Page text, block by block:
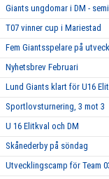
Giants ungdomar i DM -
T07 vinner cup i Mariestad
Fem Giantsspelare på
Nyhetsbrev Februari
Lund Giants klart för U16
Sportlovsturnering, 3 mot 3
U 16 Elitkval och DM
Skånederby på söndag
Utvecklingscamp för Team